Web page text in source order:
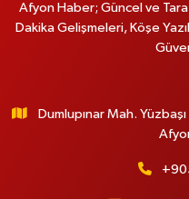
Afyon Haber; Güncel ve
Dakika Gelişmeleri, Köşe
Dumlupınar Mah.